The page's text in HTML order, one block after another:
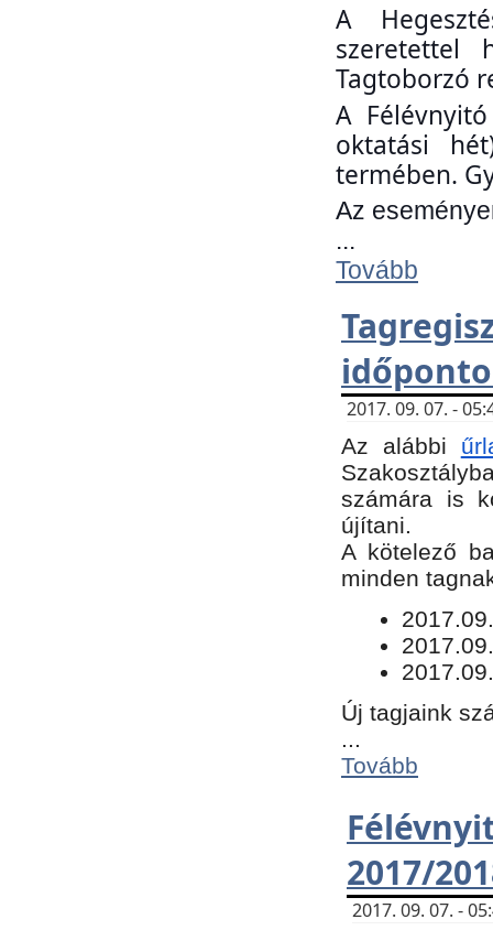
A
szeretettel
Tagtoborzó
A
oktatási
termében.
Az
...
Tovább
2017. 09. 07. -
Az alábbi
számára is
újítani.
​A kötelező
minden
Új tagjaink
Tovább
2017/
2017. 09. 07. -